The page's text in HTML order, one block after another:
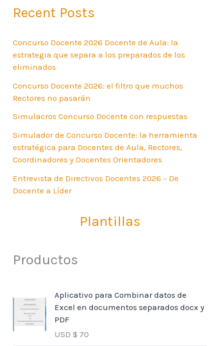
Recent Posts
Concurso Docente 2026 Docente de Aula: la
estrategia que separa a los preparados de los
eliminados
Concurso Docente 2026: el filtro que muchos
Rectores no pasarán
Simulacros Concurso Docente con respuestas
Simulador de Concurso Docente: la herramienta
estratégica para Docentes de Aula, Rectores,
Coordinadores y Docentes Orientadores
Entrevista de Directivos Docentes 2026 – De
Docente a Líder
Plantillas
Productos
Aplicativo para Combinar datos de
Excel en documentos separados docx y
PDF
USD $ 70